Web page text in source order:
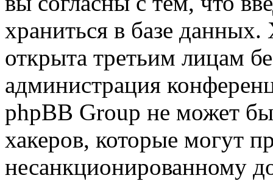
храниться в базе
открыта третьим лицам
администрация
phpBB Group не может
хакеров, которые могут
несанкционированному